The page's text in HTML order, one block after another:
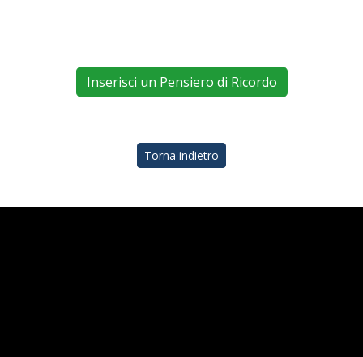
Inserisci un Pensiero di Ricordo
Torna indietro